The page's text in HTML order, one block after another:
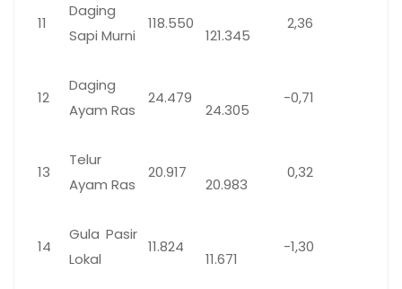
11
Daging
Sapi Murni
118.550
121.345
2,36
12
Daging
Ayam Ras
24.479
24.305
-0,71
13
Telur
Ayam Ras
20.917
20.983
0,32
14
Gula Pasir
Lokal
11.824
11.671
-1,30